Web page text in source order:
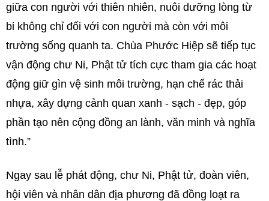
giữa con người với thiên nhiên, nuôi dưỡng lòng từ
bi không chỉ đối với con người mà còn với môi
trường sống quanh ta. Chùa Phước Hiệp sẽ tiếp tục
vận động chư Ni, Phật tử tích cực tham gia các hoạt
động giữ gìn vệ sinh môi trường, hạn chế rác thải
nhựa, xây dựng cảnh quan xanh - sạch - đẹp, góp
phần tạo nên cộng đồng an lành, văn minh và nghĩa
tình.”
Ngay sau lễ phát động, chư Ni, Phật tử, đoàn viên,
hội viên và nhân dân địa phương đã đồng loạt ra